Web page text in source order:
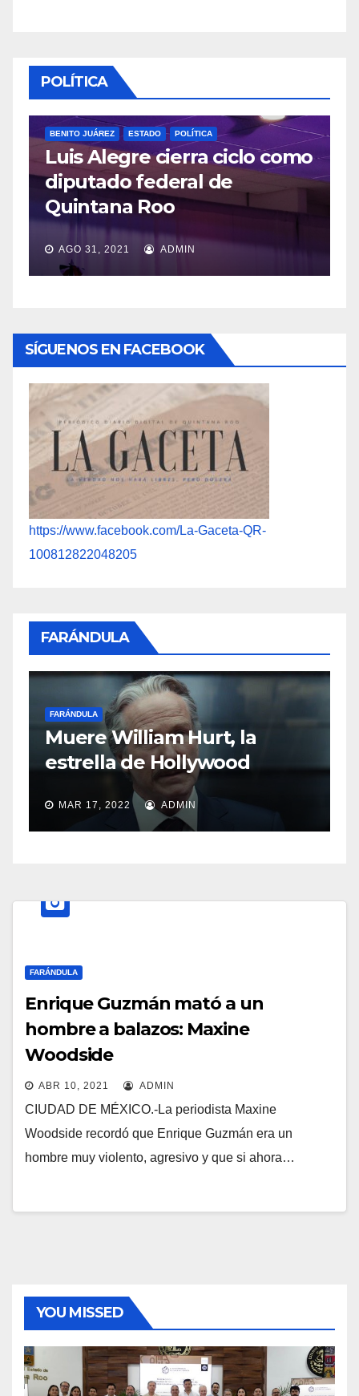
POLÍTICA
BENITO JUÁREZ ESTADO POLÍTICA
Luis Alegre cierra ciclo como
diputado federal de
Quintana Roo
AGO 31, 2021 ADMIN
SÍGUENOS EN FACEBOOK
https://www.facebook.com/La-Gaceta-QR-
100812822048205
FARÁNDULA
FARÁNDULA
Muere William Hurt, la
estrella de Hollywood
MAR 17, 2022 ADMIN
FARÁNDULA
Enrique Guzmán mató a un
hombre a balazos: Maxine
Woodside
ABR 10, 2021 ADMIN
CIUDAD DE MÉXICO.-La periodista Maxine
Woodside recordó que Enrique Guzmán era un
hombre muy violento, agresivo y que si ahora…
YOU MISSED